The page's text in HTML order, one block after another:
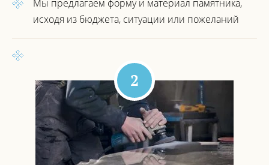
Мы предлагаем форму и материал памятника,
исходя из бюджета, ситуации или пожеланий
2